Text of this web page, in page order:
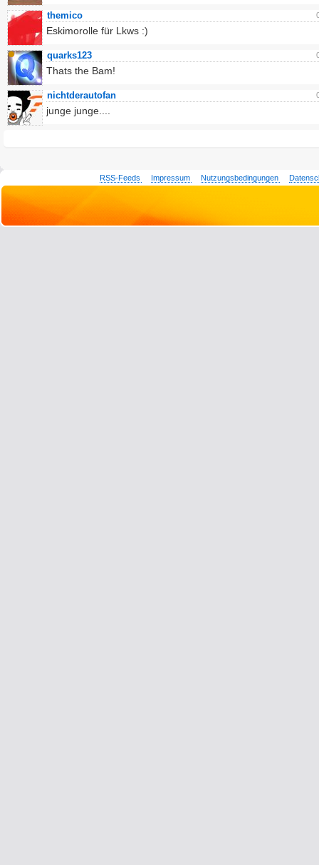
themico
Eskimorolle für Lkws :)
quarks123
Thats the Bam!
nichtderautofan
junge junge....
RSS-Feeds Impressum Nutzungsbedingungen